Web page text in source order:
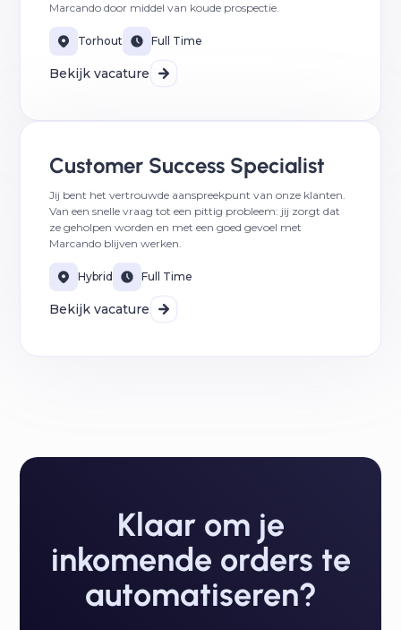
Marcando door middel van koude prospectie.
Torhout Full Time
Bekijk vacature
Customer Success Specialist
Jij bent het vertrouwde aanspreekpunt van onze klanten.
Van een snelle vraag tot een pittig probleem: jij zorgt dat
ze geholpen worden en met een goed gevoel met
Marcando blijven werken.
Hybrid Full Time
Bekijk vacature
Klaar om je
inkomende orders te
automatiseren?